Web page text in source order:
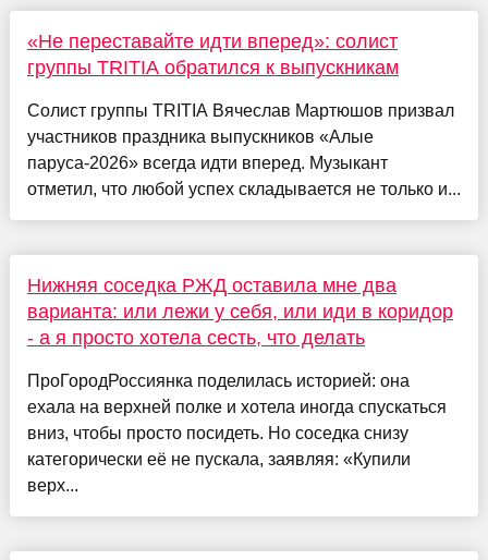
«Не переставайте идти вперед»: солист
группы TRITIA обратился к выпускникам
Солист группы TRITIA Вячеслав Мартюшов призвал
участников праздника выпускников «Алые
паруса-2026» всегда идти вперед. Музыкант
отметил, что любой успех складывается не только и...
Нижняя соседка РЖД оставила мне два
варианта: или лежи у себя, или иди в коридор
- а я просто хотела сесть, что делать
ПроГородРоссиянка поделилась историей: она
ехала на верхней полке и хотела иногда спускаться
вниз, чтобы просто посидеть. Но соседка снизу
категорически её не пускала, заявляя: «Купили
верх...